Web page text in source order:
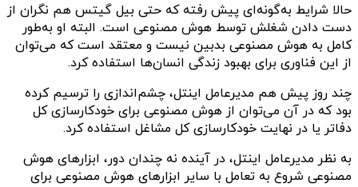
حالا شرایط به‌گونه‌ای پیش رفته که حتی بیل گیتس هم نگران از
دست دادن شغلش توسط هوش مصنوعی است. البته او به‌طور
کامل به هوش مصنوعی بدبین نیست و معتقد است که می‌توان
از این فناوری برای بهبود زندگی انسان‌ها استفاده کرد.
چند روز پیش هم مدیرعامل اینتل، چشم‌اندازی را ترسیم کرده
بود که در آن می‌توان از هوش مصنوعی برای خودکارسازی کل
دفاتر یا در نهایت خودکارسازی کل مشاغل استفاده کرد.
به نظر مدیرعامل اینتل، در آینده‌ نه چندان دور، ابزارهای هوش
مصنوعی شروع به تعامل با سایر ابزارهای هوش مصنوعی برای